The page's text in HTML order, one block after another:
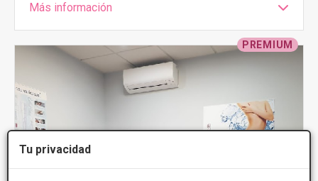
Tu privacidad
Más información
PREMIUM